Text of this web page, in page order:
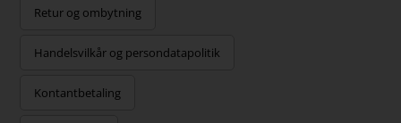
Retur og ombytning
Handelsvilkår og persondatapolitik
Kontantbetaling